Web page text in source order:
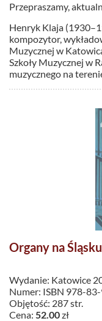
Przepraszamy,
Henryk Klaja
kompozytor,
Muzycznej w
Szkoły Muzycznej w
muzycznego na
Organy na
Wydanie: Katowice
Numer: ISBN 978-
Objętość: 287 str.
Cena: 52.00zł